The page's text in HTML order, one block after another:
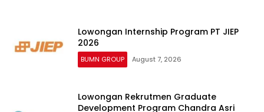
Lowongan Internship Program PT JIEP
2026
BUMN GROUP August 7, 2026
Lowongan Rekrutmen Graduate
Development Program Chandra Asri